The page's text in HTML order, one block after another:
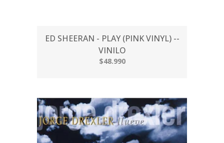
ED SHEERAN - PLAY (PINK VINYL) --
VINILO
$48.990